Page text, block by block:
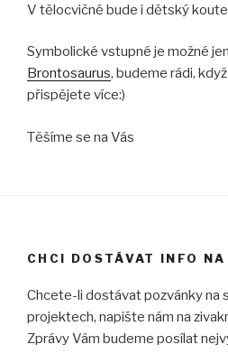
V tělocvičně bude i dětský
Symbolické vstupné je možné
Brontosaurus, budeme rádi,
přispějete více:)
Těšíme se na Vás
CHCI DOSTÁVAT INFO
Chcete-li dostávat pozvánky na
projektech, napište nám na
Zprávy Vám budeme posílat